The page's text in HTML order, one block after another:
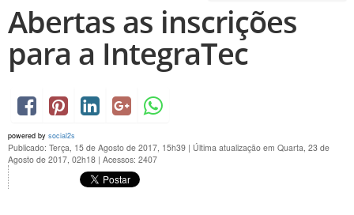
Abertas as inscrições
para a IntegraTec
powered by social2s
Publicado: Terça, 15 de Agosto de 2017, 15h39 | Última atualização em Quarta, 23 de
Agosto de 2017, 02h18 | Acessos: 2407